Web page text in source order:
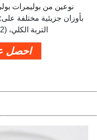
نوعين من بوليمرات بولي
التربة الكلي، (2) معدل الترشيح و
احصل